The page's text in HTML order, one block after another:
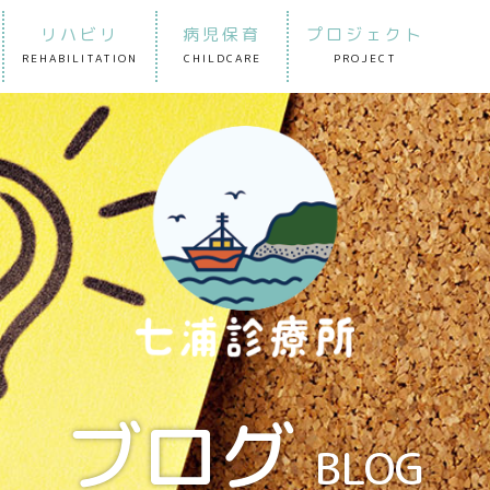
リハビリ
REHABILITATION
病児保育
CHILDCARE
プロジェクト
PROJECT
ブログ BLOG